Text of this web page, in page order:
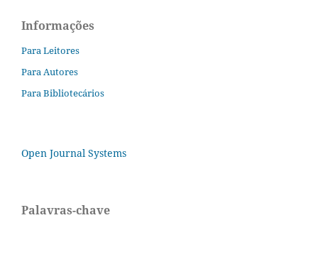
Informações
Para Leitores
Para Autores
Para Bibliotecários
Open Journal Systems
Palavras-chave